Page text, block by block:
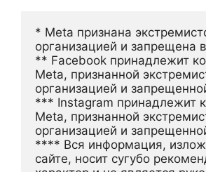
* Meta признана
организацией и запрещена
** Facebook принадлежит
Meta, признанной
организацией и
*** Instagram принадлежит
Meta, признанной
организацией и
**** Вся информация,
сайте, носит сугубо